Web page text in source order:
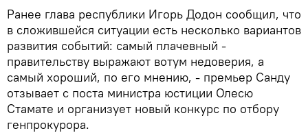
Ранее глава республики Игорь Додон сообщил, что
в сложившейся ситуации есть несколько вариантов
развития событий: самый плачевный -
правительству выражают вотум недоверия, а
самый хороший, по его мнению, - премьер Санду
отзывает с поста министра юстиции Олесю
Стамате и организует новый конкурс по отбору
генпрокурора.